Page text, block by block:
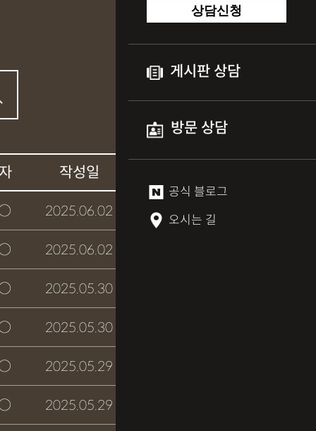
상담신청
게시판 상담
방문 상담
공식 블로그
오시는 길
작성일
2025.06.02 접수완료
2025.06.02
2025.05.30
2025.05.30
2025.05.29
2025.05.29